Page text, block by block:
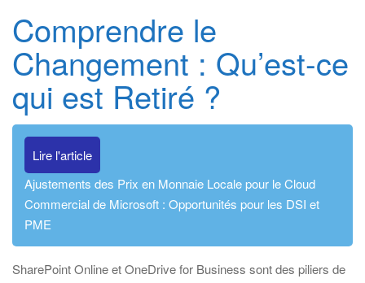
Comprendre le
Changement : Qu’est-ce
qui est Retiré ?
Lire l'article
Ajustements des Prix en Monnaie Locale pour le Cloud
Commercial de Microsoft : Opportunités pour les DSI et
PME
SharePoint Online et OneDrive for Business sont des piliers de